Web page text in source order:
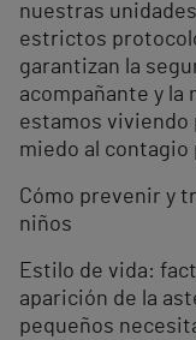
nuestras
estrictos
garantizan la
acompañante y la
estamos viviendo
miedo al contagio
Cómo prevenir y
niños
Estilo de vida:
aparición de la
pequeños